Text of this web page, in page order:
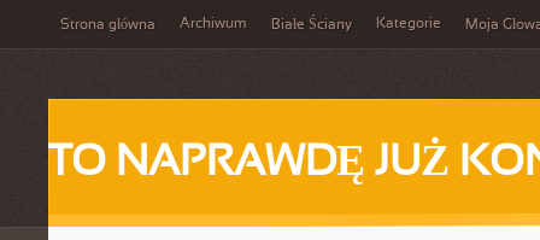
Strona główna Archiwum Białe Ściany Kategorie Moja
TO NAPRAWDĘ JUŻ